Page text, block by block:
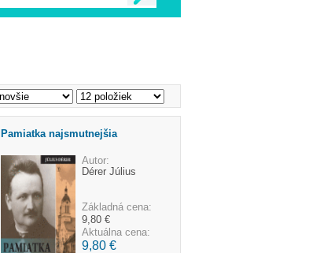
Pamiatka najsmutnejšia
Autor:
Dérer Július
Základná cena:
9,80 €
Aktuálna cena:
9,80 €